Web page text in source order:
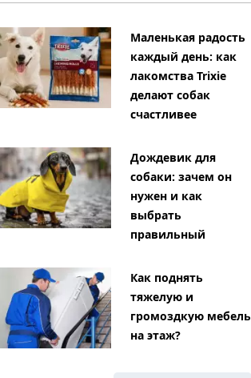
Маленькая радость
каждый день: как
лакомства Trixie
делают собак
счастливее
Дождевик для
собаки: зачем он
нужен и как
выбрать
правильный
Как поднять
тяжелую и
громоздкую мебель
на этаж?